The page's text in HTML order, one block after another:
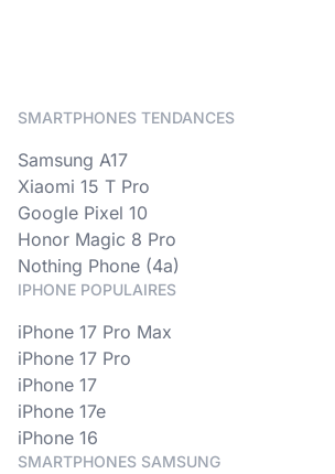
SMARTPHONES TENDANCES
Samsung A17
Xiaomi 15 T Pro
Google Pixel 10
Honor Magic 8 Pro
Nothing Phone (4a)
IPHONE POPULAIRES
iPhone 17 Pro Max
iPhone 17 Pro
iPhone 17
iPhone 17e
iPhone 16
SMARTPHONES SAMSUNG